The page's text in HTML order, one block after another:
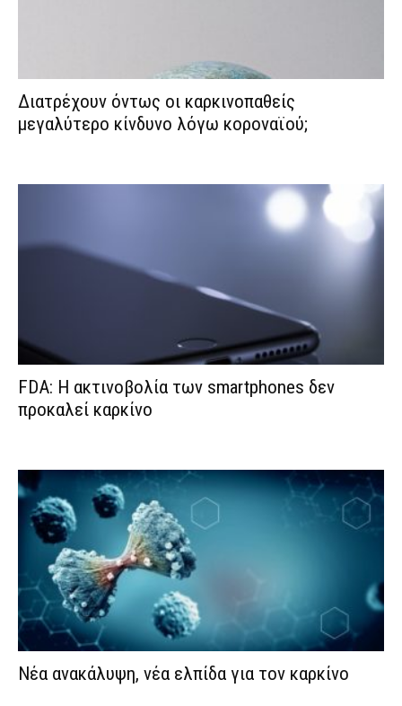
Διατρέχουν όντως οι καρκινοπαθείς
μεγαλύτερο κίνδυνο λόγω κοροναϊού;
FDA: Η ακτινοβολία των smartphones δεν
προκαλεί καρκίνο
Νέα ανακάλυψη, νέα ελπίδα για τον καρκίνο